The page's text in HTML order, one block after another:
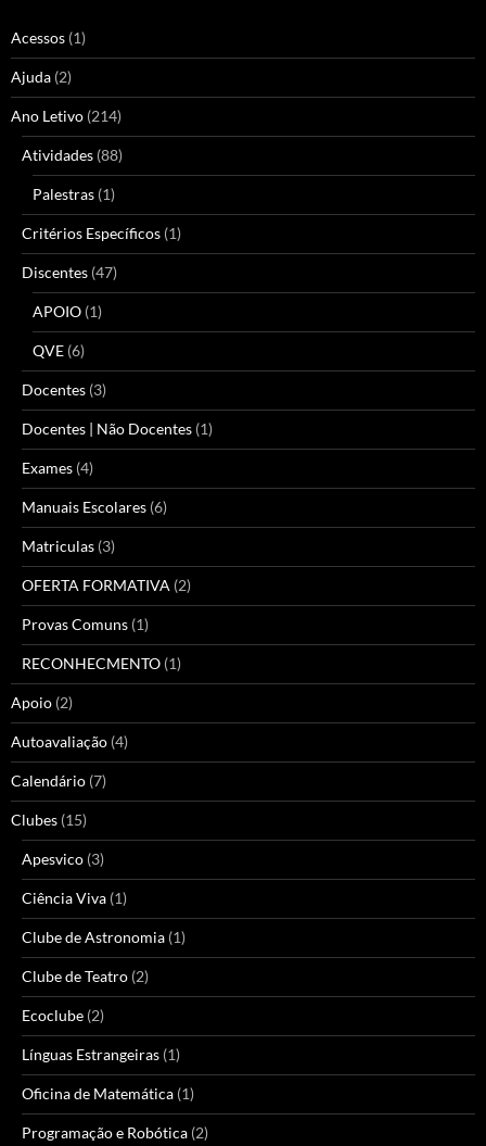
Acessos (1)
Ajuda (2)
Ano Letivo (214)
Atividades (88)
Palestras (1)
Critérios Específicos (1)
Discentes (47)
APOIO (1)
QVE (6)
Docentes (3)
Docentes | Não Docentes (1)
Exames (4)
Manuais Escolares (6)
Matriculas (3)
OFERTA FORMATIVA (2)
Provas Comuns (1)
RECONHECMENTO (1)
Apoio (2)
Autoavaliação (4)
Calendário (7)
Clubes (15)
Apesvico (3)
Ciência Viva (1)
Clube de Astronomia (1)
Clube de Teatro (2)
Ecoclube (2)
Línguas Estrangeiras (1)
Oficina de Matemática (1)
Programação e Robótica (2)